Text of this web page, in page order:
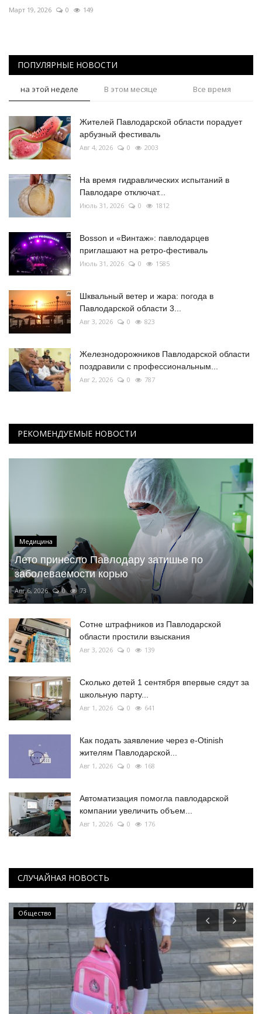
Март 19, 2026 0 149
ПОПУЛЯРНЫЕ НОВОСТИ
на этой неделе В этом месяце Все время
Жителей Павлодарской области порадует
арбузный фестиваль
Авг 4, 2026 0 2003
На время гидравлических испытаний в
Павлодаре отключат...
Июль 31, 2026 0 1812
Bosson и «Винтаж»: павлодарцев
приглашают на ретро-фестиваль
Июль 31, 2026 0 1585
Шквальный ветер и жара: погода в
Павлодарской области 3...
Авг 3, 2026 0 823
Железнодорожников Павлодарской области
поздравили с профессиональным...
Авг 2, 2026 0 787
РЕКОМЕНДУЕМЫЕ НОВОСТИ
Медицина
Лето принесло Павлодару затишье по
заболеваемости корью
Авг 6, 2026 0 73
Сотне штрафников из Павлодарской
области простили взыскания
Авг 3, 2026 0 139
Сколько детей 1 сентября впервые сядут за
школьную парту...
Авг 1, 2026 0 641
Как подать заявление через e-Otinish
жителям Павлодарской...
Авг 1, 2026 0 168
Автоматизация помогла павлодарской
компании увеличить объем...
Авг 1, 2026 0 176
СЛУЧАЙНАЯ НОВОСТЬ
Общество